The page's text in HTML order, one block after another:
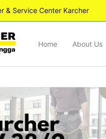
& Service Center Karcher
Home About Us